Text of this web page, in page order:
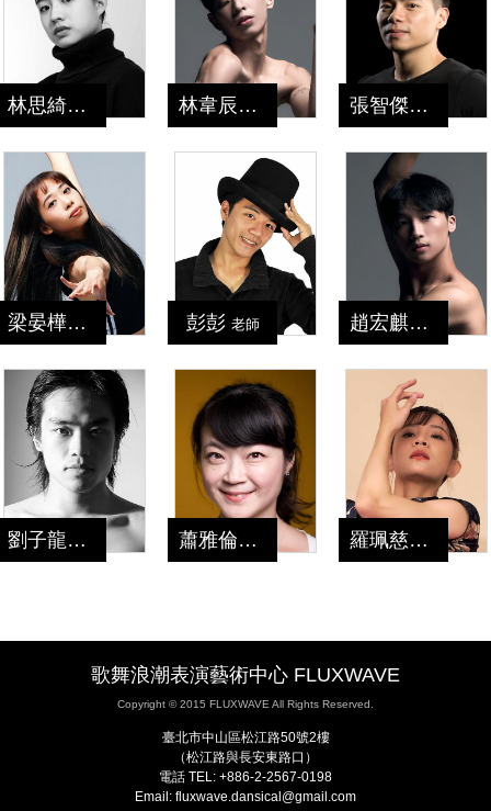
林思綺老師 林韋辰老師 張智傑老師
梁晏樺老師 彭彭 老師 趙宏麒老師
劉子龍老師 蕭雅倫老師 羅珮慈老師
歌舞浪潮表演藝術中心 FLUXWAVE
Copyright © 2015 FLUXWAVE All Rights Reserved.
臺北市中山區松江路50號2樓
（松江路與長安東路口）
電話 TEL: +886-2-2567-0198
Email: fluxwave.dansical@gmail.com